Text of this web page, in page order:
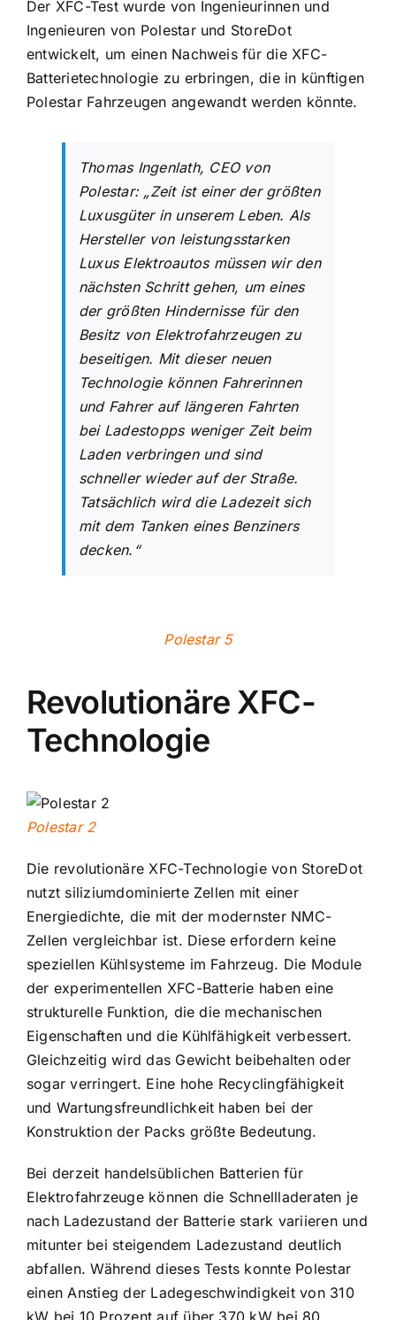
Der XFC-Test wurde von Ingenieurinnen und
Ingenieuren von Polestar und StoreDot
entwickelt, um einen Nachweis für die XFC-
Batterietechnologie zu erbringen, die in künftigen
Polestar Fahrzeugen angewandt werden könnte.
Thomas Ingenlath, CEO von
Polestar: „Zeit ist einer der größten
Luxusgüter in unserem Leben. Als
Hersteller von leistungsstarken
Luxus Elektroautos müssen wir den
nächsten Schritt gehen, um eines
der größten Hindernisse für den
Besitz von Elektrofahrzeugen zu
beseitigen. Mit dieser neuen
Technologie können Fahrerinnen
und Fahrer auf längeren Fahrten
bei Ladestopps weniger Zeit beim
Laden verbringen und sind
schneller wieder auf der Straße.
Tatsächlich wird die Ladezeit sich
mit dem Tanken eines Benziners
decken.“
Polestar 5
Revolutionäre XFC-
Technologie
Polestar 2
Die revolutionäre XFC-Technologie von StoreDot
nutzt siliziumdominierte Zellen mit einer
Energiedichte, die mit der modernster NMC-
Zellen vergleichbar ist. Diese erfordern keine
speziellen Kühlsysteme im Fahrzeug. Die Module
der experimentellen XFC-Batterie haben eine
strukturelle Funktion, die die mechanischen
Eigenschaften und die Kühlfähigkeit verbessert.
Gleichzeitig wird das Gewicht beibehalten oder
sogar verringert. Eine hohe Recyclingfähigkeit
und Wartungsfreundlichkeit haben bei der
Konstruktion der Packs größte Bedeutung.
Bei derzeit handelsüblichen Batterien für
Elektrofahrzeuge können die Schnellladeraten je
nach Ladezustand der Batterie stark variieren und
mitunter bei steigendem Ladezustand deutlich
abfallen. Während dieses Tests konnte Polestar
einen Anstieg der Ladegeschwindigkeit von 310